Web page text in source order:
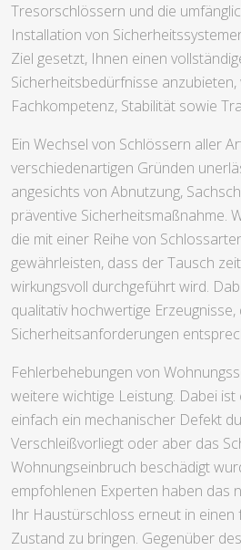
Tresorschlössern und die
Installation von
Ziel gesetzt, Ihnen einen
Sicherheitsbedürfnisse
Fachkompetenz, Stabilität sowie
Ein Wechsel von Schlössern aller
verschiedenartigen Gründen
angesichts von Abnutzung,
präventive Sicherheitsmaßnahme.
die mit einer Reihe von
gewährleisten, dass der Tausch
wirkungsvoll durchgeführt wird.
qualitativ hochwertige Erzeugnisse,
Sicherheitsanforderungen
Fehlerbehebungen von
weitere wichtige Leistung. Dabei ist
einfach ein mechanischer Defekt
Verschleißvorliegt oder aber das
Wohnungseinbruch beschädigt
empfohlenen Experten haben das
Ihr Haustürschloss erneut in einen
Zustand zu bringen. Gegenüber